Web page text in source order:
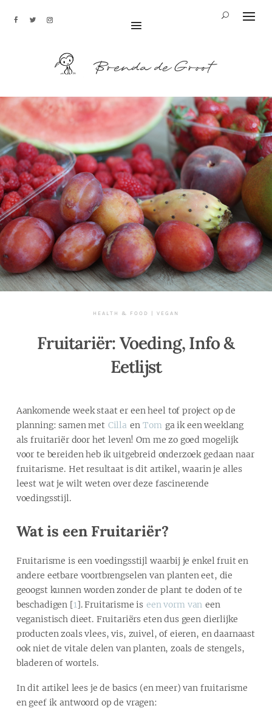
HEALTH & FOOD VEGAN
Fruitariër: Voeding, Info &
Eetlijst
Aankomende week staat er een heel tof project op de
planning: samen met Cilla enTom ga ik een weeklang
als fruitariër door het leven! Om me zo goed mogelijk
voor te bereiden heb ik uitgebreid onderzoek gedaan naar
fruitarisme. Het resultaat is dit artikel, waarin je alles
leest wat je wilt weten over deze fascinerende
voedingsstijl.
Wat is een Fruitariër?
Fruitarisme is een voedingsstijl waarbij je enkel fruit en
andere eetbare voortbrengselen van planten eet, die
geoogst kunnen worden zonder de plant te doden of te
beschadigen [1]. Fruitarisme iseen vorm van een
veganistisch dieet. Fruitariërs eten dus geen dierlijke
producten zoals vlees, vis, zuivel, of eieren, en daarnaast
ook niet de vitale delen van planten, zoals de stengels,
bladeren of wortels.
In dit artikel lees je de basics (en meer) van fruitarisme
en geef ik antwoord op de vragen: